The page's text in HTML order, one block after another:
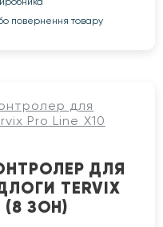
повернення товару
для
Pro Line X10
ДЛЯ
TERVIX
(8 ЗОН)